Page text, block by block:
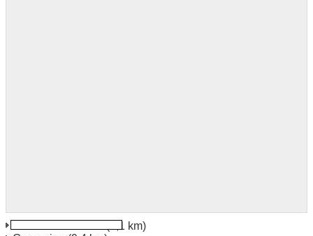
München Bahnhof(4,1 km)